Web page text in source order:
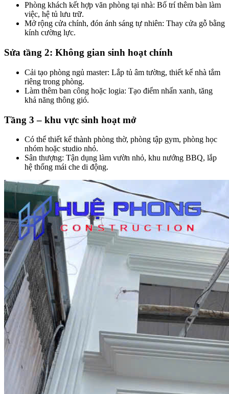
Phòng khách kết hợp văn phòng tại nhà: Bố trí thêm bàn làm
việc, hệ tủ lưu trữ.
Mở rộng cửa chính, đón ánh sáng tự nhiên: Thay cửa gỗ bằng
kính cường lực.
Sửa tầng 2: Không gian sinh hoạt chính​
Cải tạo phòng ngủ master: Lắp tủ âm tường, thiết kế nhà tắm
riêng trong phòng.
Làm thêm ban công hoặc logia: Tạo điểm nhấn xanh, tăng
khả năng thông gió.
Tầng 3 – khu vực sinh hoạt mở​
Có thể thiết kế thành phòng thờ, phòng tập gym, phòng học
nhóm hoặc studio nhỏ.
Sân thượng: Tận dụng làm vườn nhỏ, khu nướng BBQ, lắp
hệ thống mái che di động.